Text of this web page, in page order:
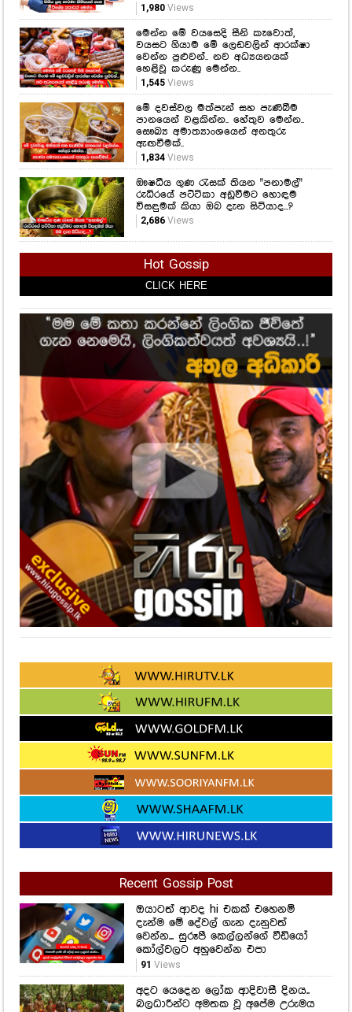
1,980Views
මෙන්න මේ වයසෙදි සීනි කෑවොත්,
වයසට ගියාම මේ ලෙඩවලින් ආරක්ෂා
වෙන්න පුළුවන්.. නව අධ්‍යයනයක්
හෙළිවූ කරුණු මෙන්න..
1,545Views
මේ දවස්වල මත්පැන් සහ පැණිබීම
පානයෙන් වළකින්න.. හේතුව මෙන්න..
සෞඛ්‍ය අමාත්‍යාංශයෙන් අනතුරු
ඇඟවීමක්..
1,834Views
ඖෂධීය ගුණ රැසක් තියන "පනාමල්"
රුධිරයේ පට්ටිකා අඩුවීමට හොඳම
විසඳුමක් කියා ඔබ දැන සිටියාද...?
2,686Views
Hot Gossip
CLICK HERE
Recent Gossip Post
ඔයාටත් ආවද hi එකක් එහෙනම්
දැන්ම මේ දේවල් ගැන දැනුවත්
වෙන්න... සුරූපී කෙල්ලන්ගේ වීඩියෝ
කෝල්වලට අහුවෙන්න එපා
91 Views
අදට යෙදෙන ලෝක ආදිවාසී දිනය..
බලධාරීන්ට අමතක වූ අපේම උරුමය